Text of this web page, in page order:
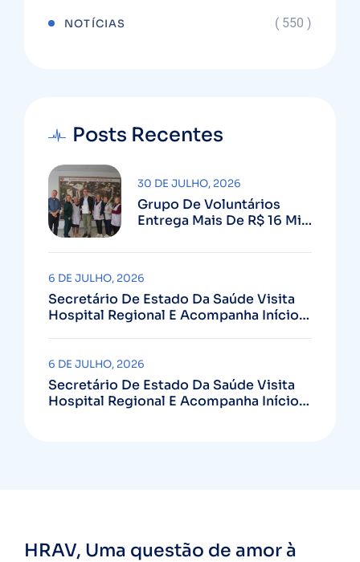
NOTÍCIAS ( 550 )
Posts Recentes
Grupo De Voluntários
Entrega Mais De R$ 16 Mil
Solidário Ao Hospital
30 DE JULHO, 2026
Secretário De Estado Da Saúde Visita
Hospital Regional E Acompanha Início
6 DE JULHO, 2026
Secretário De Estado Da Saúde Visita
Hospital Regional E Acompanha Início
6 DE JULHO, 2026
HRAV, Uma questão de amor à